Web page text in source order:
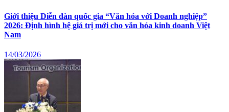
Giới thiệu Diễn đàn quốc gia “Văn hóa với Doanh nghiệp”
2026: Định hình hệ giá trị mới cho văn hóa kinh doanh Việt
Nam
14/03/2026